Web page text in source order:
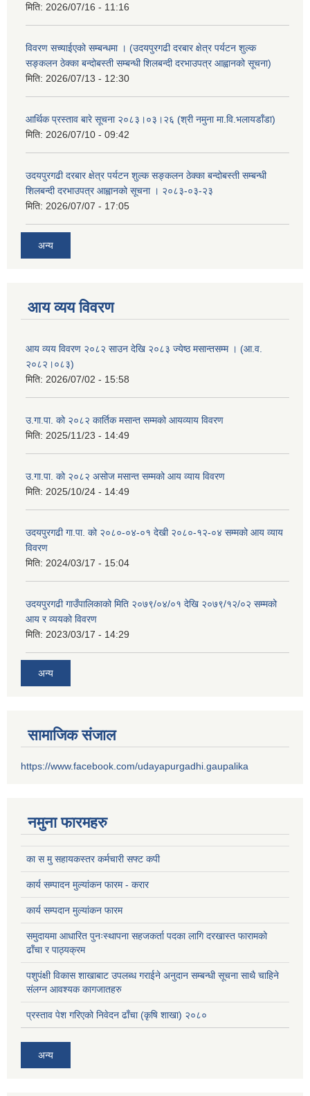
मिति: 2026/07/16 - 11:16
विवरण सच्याईएको सम्बन्धमा । (उदयपुरगढी दरबार क्षेत्र पर्यटन शुल्क
सङ्कलन ठेक्का बन्दोबस्ती सम्बन्धी शिलबन्दी दरभाउपत्र आह्वानको सूचना)
मिति: 2026/07/13 - 12:30
आर्थिक प्रस्ताव बारे सूचना २०८३।०३।२६ (श्री नमुना मा.वि.भलायडाँडा)
मिति: 2026/07/10 - 09:42
उदयपुरगढी दरबार क्षेत्र पर्यटन शुल्क सङ्कलन ठेक्का बन्दोबस्ती सम्बन्धी
शिलबन्दी दरभाउपत्र आह्वानको सूचना । २०८३-०३-२३
मिति: 2026/07/07 - 17:05
अन्य
आय व्यय विवरण
आय व्यय विवरण २०८२ साउन देखि २०८३ ज्येष्ठ मसान्तसम्म । (आ.व.
२०८२।०८३)
मिति: 2026/07/02 - 15:58
उ.गा.पा. को २०८२ कार्तिक मसान्त सम्मको आयव्याय विवरण
मिति: 2025/11/23 - 14:49
उ.गा.पा. को २०८२ असोज मसान्त सम्मको आय व्याय विवरण
मिति: 2025/10/24 - 14:49
उदयपुरगढी गा.पा. को २०८०-०४-०१ देखी २०८०-१२-०४ सम्मको आय व्याय
विवरण
मिति: 2024/03/17 - 15:04
उदयपुरगढी गाउँपालिकाको मिति २०७९/०४/०१ देखि २०७९/१२/०२ सम्मको
आय र व्ययको विवरण
मिति: 2023/03/17 - 14:29
अन्य
सामाजिक संजाल
https://www.facebook.com/udayapurgadhi.gaupalika
नमुना फारमहरु
का स मु सहायकस्तर कर्मचारी सफ्ट कपी
कार्य सम्पादन मुल्यांकन फारम - करार
कार्य सम्पदान मुल्यांकन फारम
समुदायमा आधारित पुनःस्थापना सहजकर्ता पदका लागि दरखास्त फारामको
ढाँचा र पाठ्यक्रम
पशुपंक्षी विकास शाखाबाट उपलब्ध गराईने अनुदान सम्बन्धी सूचना साथै चाहिने
संलग्न आवश्यक कागजातहरु
प्रस्ताव पेश गरिएको निवेदन ढाँचा (कृषि शाखा) २०८०
अन्य